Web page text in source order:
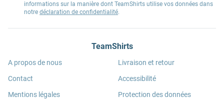
informations sur la manière dont TeamShirts utilise vos données dans
notre déclaration de confidentialité.
TeamShirts
A propos de nous
Contact
Mentions légales
Livraison et retour
Accessibilité
Protection des données